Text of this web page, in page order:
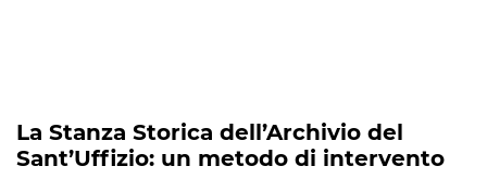
La Stanza Storica dell’Archivio del
Sant’Uffizio: un metodo di intervento